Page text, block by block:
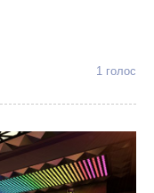
1 голос